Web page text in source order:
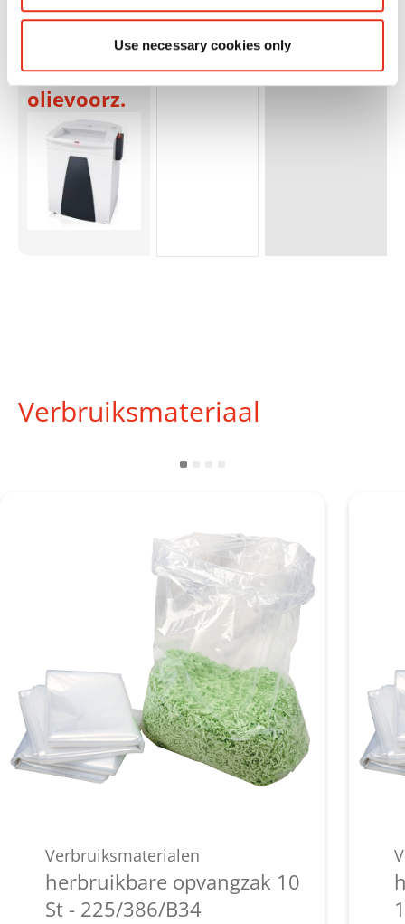
Use necessary cookies only
B35 - 1 x 5
mm + ext.
autom.
olievoorz.
Verbruiksmateriaal
Verbruiksmaterialen
herbruikbare opvangzak 10
St - 225/386/B34